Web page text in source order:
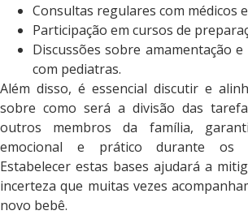
Consultas regulares com médicos
Participação em cursos de
Discussões sobre amamentação
com pediatras.
Além disso, é essencial discutir e
sobre como será a divisão das
outros membros da família,
emocional e prático durante os
Estabelecer estas bases ajudará a
incerteza que muitas vezes
novo bebê.